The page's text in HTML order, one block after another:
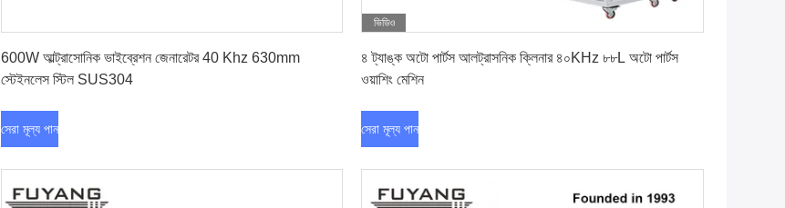
600W আল্ট্রাসোনিক ভাইব্রেশন জেনারেটর 40 Khz 630mm
স্টেইনলেস স্টিল SUS304
সেরা মূল্য পান
ভিডিও
৪ ট্যাঙ্ক অটো পার্টস আলট্রাসনিক ক্লিনার ৪০KHz ৮৮L অটো পার্টস
ওয়াশিং মেশিন
সেরা মূল্য পান